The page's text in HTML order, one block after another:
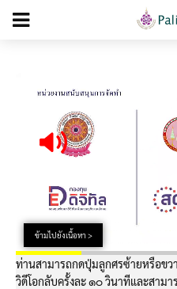
add_action('wp_footer', function () {
ข้ามไปยังเนื้อหา >
ท่านสามารถกดปุ่มลูกศรซ้ายหรือข
วิดีโอกลับครั้งละ ๑๐ วินาทีและสามา